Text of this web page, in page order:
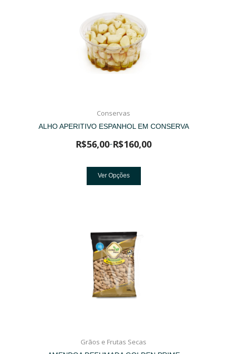
Conservas
ALHO APERITIVO ESPANHOL EM CONSERVA
R$56,00–R$160,00
Ver Opções
Grãos e Frutas Secas